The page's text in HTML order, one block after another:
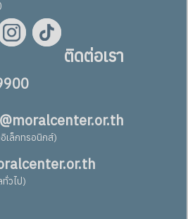
ติดต่อเรา
เล็กทรอนิกส์)
วไป)